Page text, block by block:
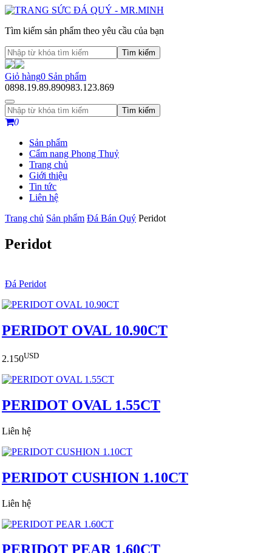
Tìm kiếm sản phẩm theo yêu cầu của bạn
Tìm kiếm
Giỏ hàng0 Sản phẩm
0898.19.89.890983.123.869
Tìm kiếm
0
Sản phẩm
Cẩm nang Phong Thuỷ
Trang chủ
Giới thiệu
Tin tức
Liên hệ
Trang chủ Sản phẩm Đá Bán Quý Peridot
Peridot
Đá Peridot
PERIDOT OVAL 10.90CT
2.150USD
PERIDOT OVAL 1.55CT
Liên hệ
PERIDOT CUSHION 1.10CT
Liên hệ
PERIDOT PEAR 1.60CT